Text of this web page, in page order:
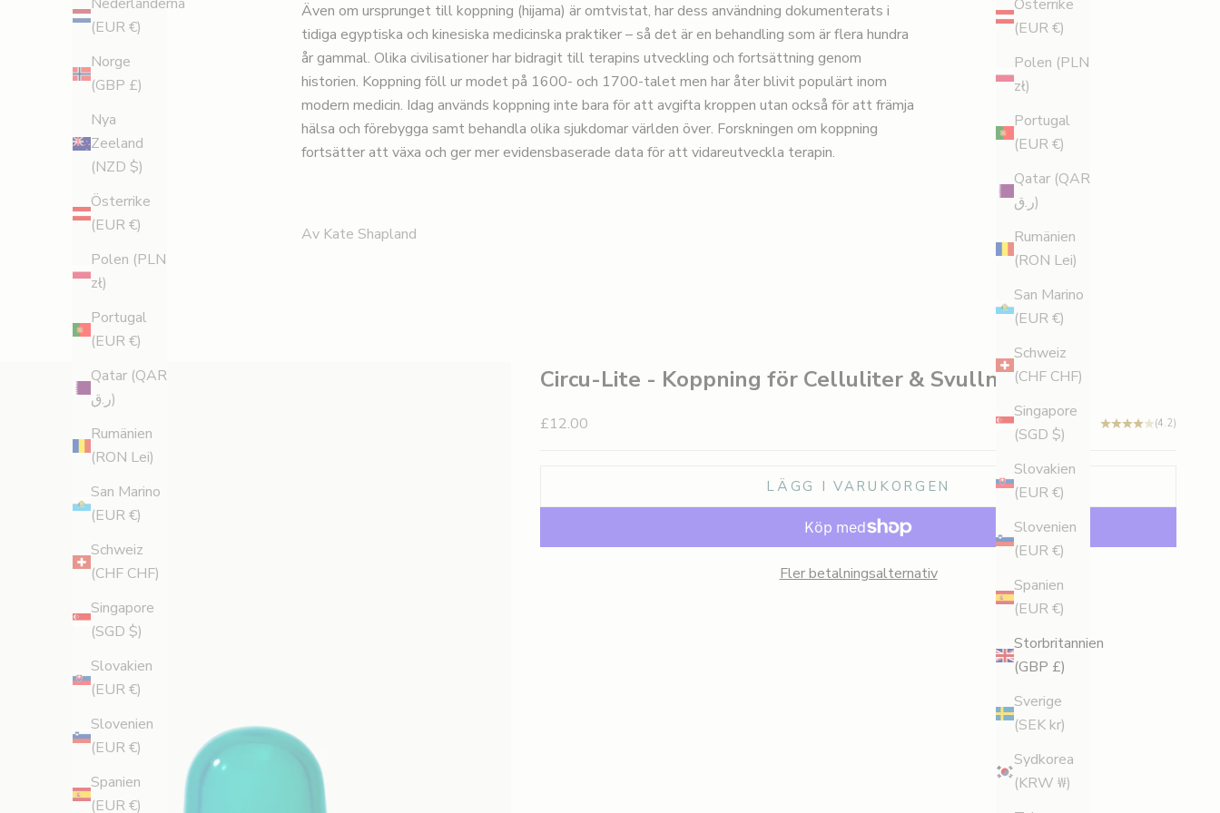
Österrike
(EUR €)
Polen (PLN
zł)
Portugal
(EUR €)
Qatar (QAR
ر.ق)
Rumänien
(RON Lei)
San Marino
(EUR €)
Schweiz
(CHF CHF)
Singapore
(SGD $)
Slovakien
(EUR €)
Slovenien
(EUR €)
Spanien
(EUR €)
Storbritannien
(GBP £)
Sverige
(SEK kr)
Sydkorea
(KRW ₩)
(EUR €)
Norge
(GBP £)
Nya
Zeeland
(NZD $)
Österrike
(EUR €)
Polen (PLN
zł)
Portugal
(EUR €)
Qatar (QAR
ر.ق)
Rumänien
(RON Lei)
San Marino
(EUR €)
Schweiz
(CHF CHF)
Singapore
(SGD $)
Slovakien
(EUR €)
Slovenien
(EUR €)
Spanien
(EUR €)
Även om ursprunget till koppning (hijama) är omtvistat, har dess användning dokumenterats i
tidiga egyptiska och kinesiska medicinska praktiker – så det är en behandling som är flera hundra
år gammal. Olika civilisationer har bidragit till terapins utveckling och fortsättning genom
historien. Koppning föll ur modet på 1600- och 1700-talet men har åter blivit populärt inom
modern medicin. Idag används koppning inte bara för att avgifta kroppen utan också för att främja
hälsa och förebygga samt behandla olika sjukdomar världen över. Forskningen om koppning
fortsätter att växa och ger mer evidensbaserade data för att vidareutveckla terapin.
Av Kate Shapland
Circu-Lite - Koppning för Celluliter & Svullnad
REA-pris
£12.00 (4.2)
LÄGG I VARUKORGEN
Fler betalningsalternativ